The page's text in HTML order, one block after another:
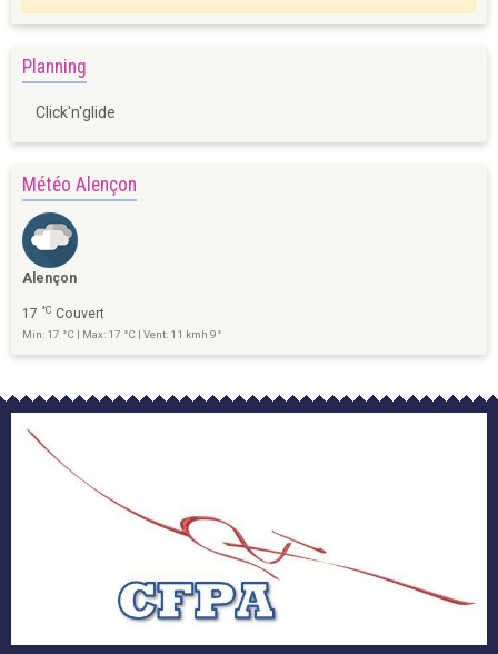
Planning
Click'n'glide
Météo Alençon
Alençon
17 °C Couvert
Min: 17 °C | Max: 17 °C | Vent: 11 kmh 9°